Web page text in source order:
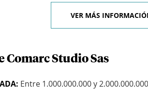
VER MÁS
Comarc Studio Sas
Entre 1.000.000.000 y